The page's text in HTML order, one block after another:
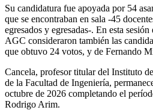
Su candidatura fue apoyada por 54
que se encontraban en sala -45
egresados y egresadas-. En esta
AGC consideraron también las
que obtuvo 24 votos, y de Fernando
Cancela, profesor titular del Instituto
de la Facultad de Ingeniería,
octubre de 2026 completando el
Rodrigo Arim.